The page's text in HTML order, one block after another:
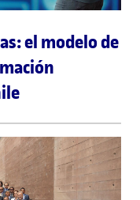
el modelo de